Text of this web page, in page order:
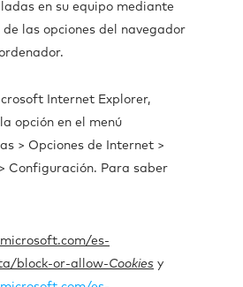
en su equipo mediante
de las opciones del navegador
Internet Explorer,
opción en el menú
> Opciones de Internet >
Configuración. Para saber
es-
block-or-allow-Cookies y